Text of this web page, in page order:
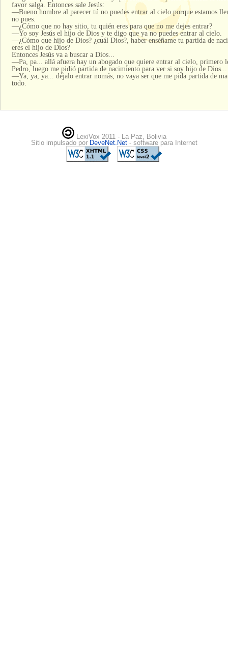
favor salga. Entonces sale Jesús:
—Bueno hombre al parecer tú no puedes entrar al cielo porque estamos
no pues.
—¿Cómo que no hay sitio, tu quién eres para que no me dejes entrar?
—Yo soy Jesús el hijo de Dios y te digo que ya no puedes entrar al cielo.
—¿Cómo que hijo de Dios? ¿cuál Dios?, haber enséñame tu partida de
eres el hijo de Dios?
Entonces Jesús va a buscar a Dios...
—Pa, pa... allá afuera hay un abogado que quiere entrar al cielo, primero
Pedro, luego me pidió partida de nacimiento para ver si soy hijo de Dios...
—Ya, ya, ya... déjalo entrar nomás, no vaya ser que me pida partida de
todo.
LexiVox 2011 - La Paz, Bolivia
Sitio impulsado por DeveNet.Net - software para Internet